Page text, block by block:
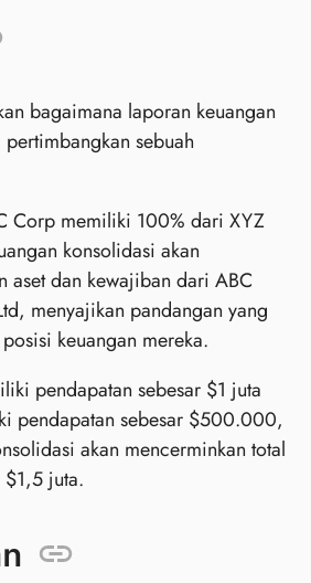
bagaimana laporan keuangan
sebuah
Corp memiliki 100% dari XYZ
konsolidasi akan
aset dan kewajiban dari ABC
menyajikan pandangan yang
keuangan mereka.
pendapatan sebesar $1 juta
pendapatan sebesar $500.000,
akan mencerminkan total
$1,5 juta.